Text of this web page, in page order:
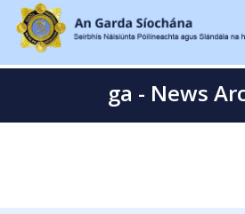
ga - News